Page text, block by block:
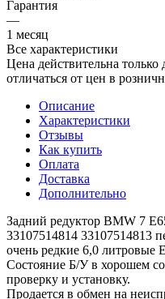
Гарантия
—
1 месяц
Все характеристики
Цена действительна
отличаться от цен в
Описание
Характеристики
Отзывы
Как купить
Оплата
Доставка
Дополнительно
Задний редуктор BMW 7
33107514814 33107514813
очень редкие 6,0 литровые
Состояние Б/У в хорошем
проверку и установку.
Продается в обмен на